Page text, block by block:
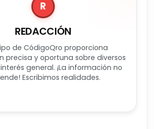
R
REDACCIÓN
de CódigoQro proporciona
precisa y oportuna sobre diversos
general. ¡La información no
Escribimos realidades.